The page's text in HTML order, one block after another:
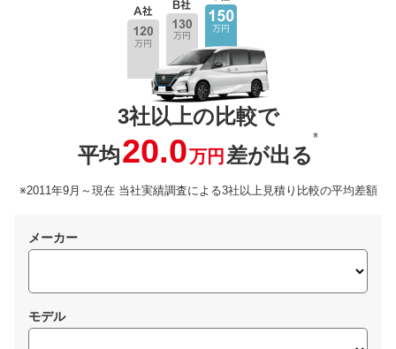
3社以上の比較で
平均20.0万円 差が出る
※
※2011年9月～現在 当社実績調査による3社以上見積り比較の平均差額
メーカー
モデル